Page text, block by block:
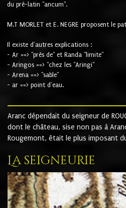
du pré-latin "ancum".
M.T MORLET et E. NEGRE proposent le
Il existe d'autres explications :
- Ar ==> "près de" et Randa "limite"
- Aringos ==> "chez les "Aringi"
- Arena ==> "sable"
- ar ==> point d'eau.
Aranc dépendait du seigneur de
dont le château, sise non pas à
Rougemont, était le plus imposant
La seigneurie